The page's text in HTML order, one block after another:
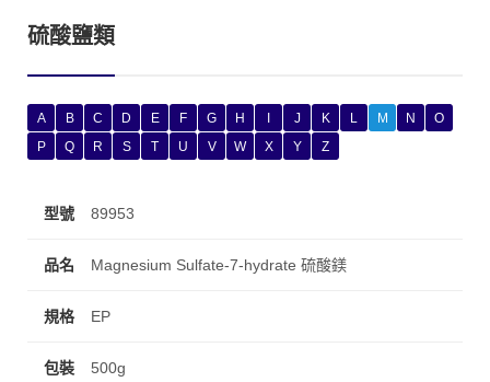
硫酸鹽類
A B C D E F G H J K L M N
O
P
Q R S T U V W X Y Z
89953
Magnesium Sulfate-7-hydrate 硫酸鎂
EP
500g